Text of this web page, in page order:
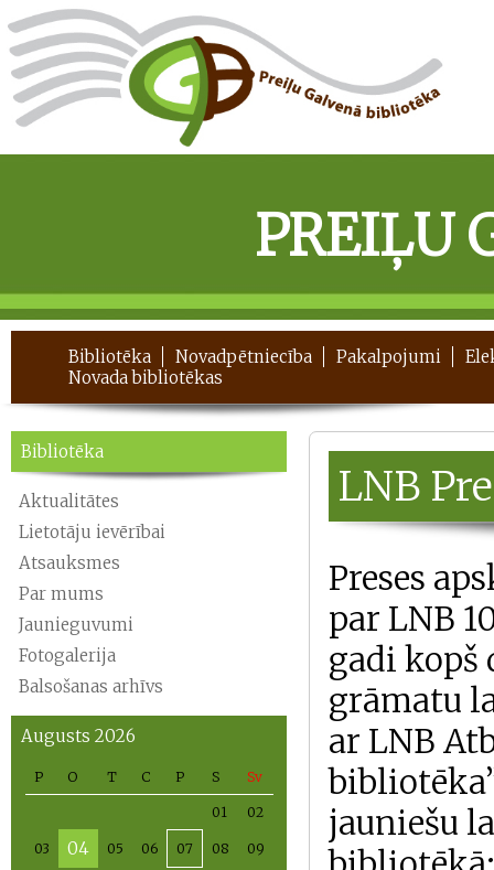
PREIĻU
Bibliotēka Novadpētniecība Pakalpojumi
Novada bibliotēkas
Bibliotēka
Aktualitātes
Lietotāju ievērībai
Atsauksmes
Par mums
Jaunieguvumi
Fotogalerija
Balsošanas arhīvs
Augusts 2026
P O T C P S Sv
01 02
03 04 05 06 07 08 09
LNB
Preses
par LNB
gadi kopš
grāmatu
ar LNB
jauniešu